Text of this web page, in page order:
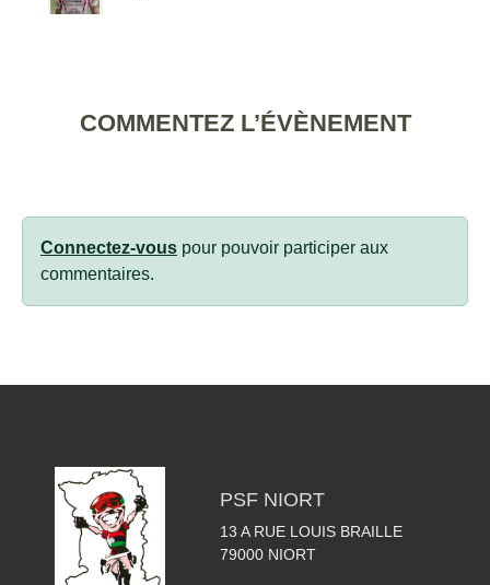
COMMENTEZ L’ÉVÈNEMENT
Connectez-vous pour pouvoir participer aux
commentaires.
PSF NIORT
13 A RUE LOUIS BRAILLE
79000 NIORT